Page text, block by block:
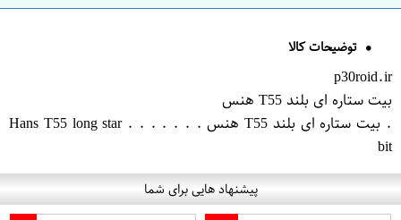
توضیحات کالا
p30roid.ir
بیت ستاره ای بلند T55 هنس
. بیت ستاره ای بلند T55 هنس . . . . . . . Hans T55 long star
bit
پیشنهاد هایی برای شما